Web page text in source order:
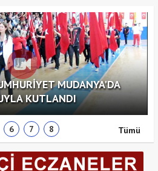
Tümü
MUDANYA'DA
KUTLANDI
6 7 8